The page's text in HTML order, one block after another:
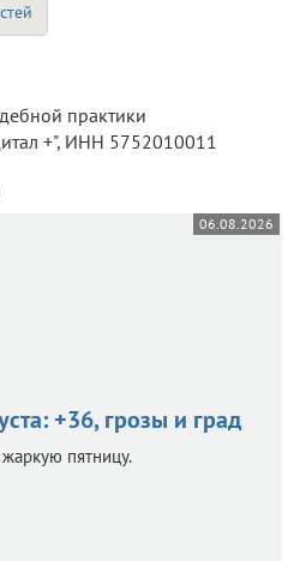
+", ИНН 5752010011
06.08.2026
+36, грозы и град
пятницу.